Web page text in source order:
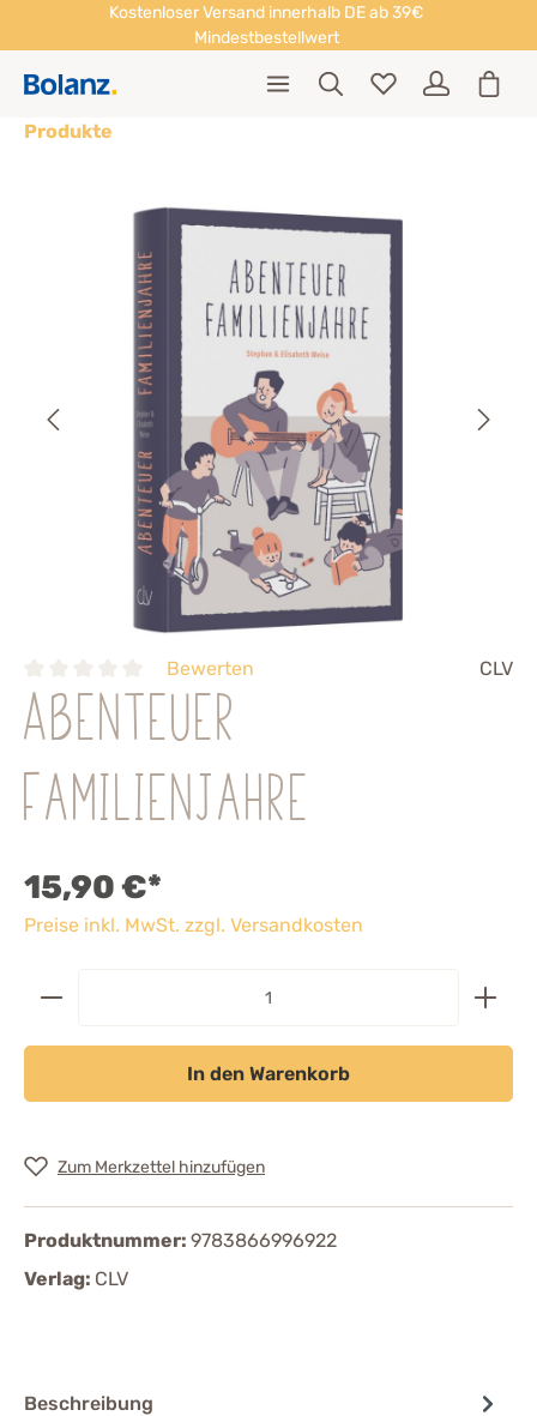
Kostenloser Versand innerhalb DE ab 39€
Mindestbestellwert
Produkte
Bewerten CLV
Abenteuer
Familienjahre
15,90 €*
Preise inkl. MwSt. zzgl. Versandkosten
In den Warenkorb
Zum Merkzettel hinzufügen
Produktnummer: 9783866996922
Verlag: CLV
Beschreibung